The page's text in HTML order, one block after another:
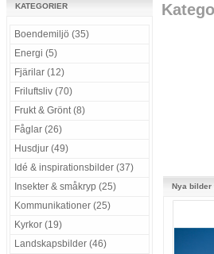
KATEGORIER
Boendemiljö (35)
Energi (5)
Fjärilar (12)
Friluftsliv (70)
Frukt & Grönt (8)
Fåglar (26)
Husdjur (49)
Idé & inspirationsbilder (37)
Insekter & småkryp (25)
Kommunikationer (25)
Kyrkor (19)
Landskapsbilder (46)
Nya bilder